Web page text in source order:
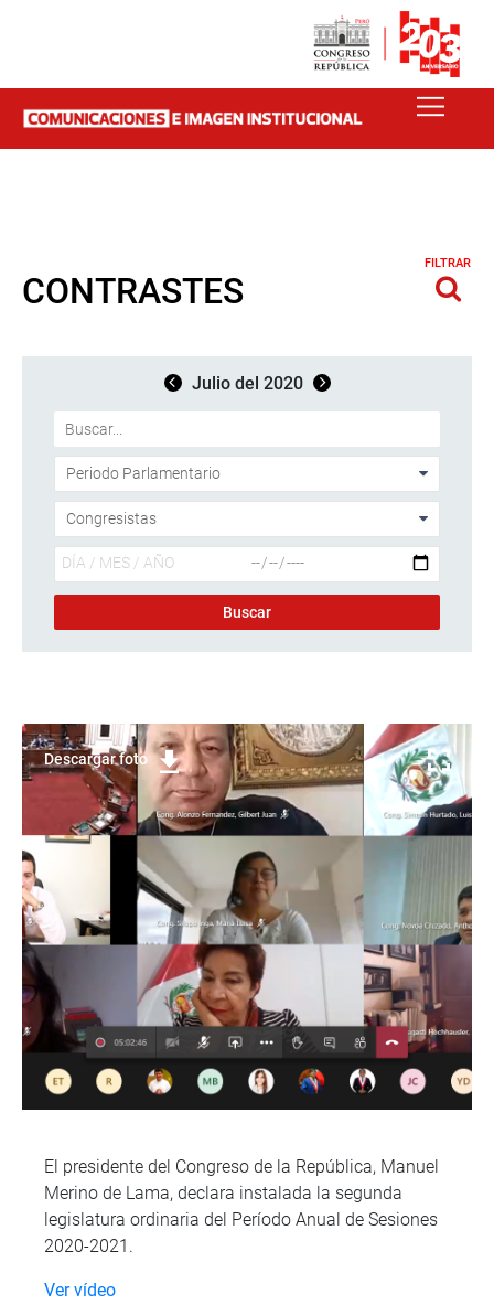
CONTRASTES
FILTRAR
Julio del 2020
Descargar foto
El presidente del Congreso de la República, Manuel
Merino de Lama, declara instalada la segunda
legislatura ordinaria del Período Anual de Sesiones
2020-2021.
Ver vídeo